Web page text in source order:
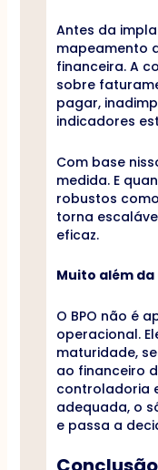
Antes da
mapeamento
financeira. A
sobre
pagar,
indicadores
Com base
medida. E
robustos
torna
eficaz.
Muito além
O BPO não é
operacional.
maturidade,
ao financeiro
controladoria
adequada, o
e passa a